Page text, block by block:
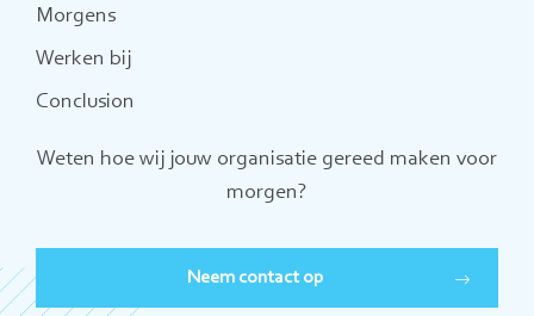
Morgens
Werken bij
Conclusion
Weten hoe wij jouw organisatie gereed maken voor
morgen?
Neem contact op